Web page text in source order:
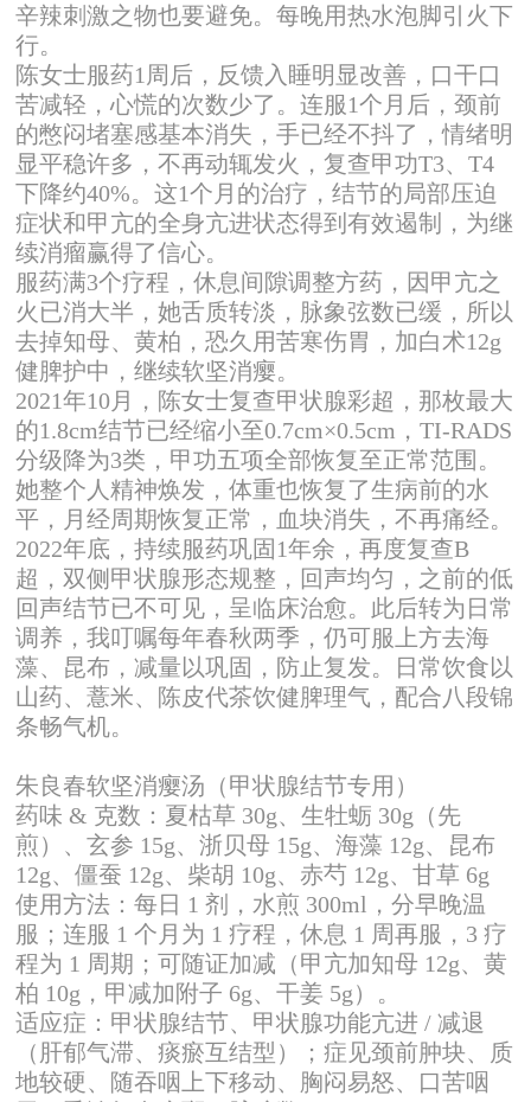
辛辣刺激之物也要避免。每晚用热水泡脚引火下
行。
陈女士服药1周后，反馈入睡明显改善，口干口
苦减轻，心慌的次数少了。连服1个月后，颈前
的憋闷堵塞感基本消失，手已经不抖了，情绪明
显平稳许多，不再动辄发火，复查甲功T3、T4
下降约40%。这1个月的治疗，结节的局部压迫
症状和甲亢的全身亢进状态得到有效遏制，为继
续消瘤赢得了信心。
服药满3个疗程，休息间隙调整方药，因甲亢之
火已消大半，她舌质转淡，脉象弦数已缓，所以
去掉知母、黄柏，恐久用苦寒伤胃，加白术12g
健脾护中，继续软坚消瘿。
2021年10月，陈女士复查甲状腺彩超，那枚最大
的1.8cm结节已经缩小至0.7cm×0.5cm，TI-RADS
分级降为3类，甲功五项全部恢复至正常范围。
她整个人精神焕发，体重也恢复了生病前的水
平，月经周期恢复正常，血块消失，不再痛经。
2022年底，持续服药巩固1年余，再度复查B
超，双侧甲状腺形态规整，回声均匀，之前的低
回声结节已不可见，呈临床治愈。此后转为日常
调养，我叮嘱每年春秋两季，仍可服上方去海
藻、昆布，减量以巩固，防止复发。日常饮食以
山药、薏米、陈皮代茶饮健脾理气，配合八段锦
条畅气机。
朱良春软坚消瘿汤（甲状腺结节专用）
药味 & 克数：夏枯草 30g、生牡蛎 30g（先
煎）、玄参 15g、浙贝母 15g、海藻 12g、昆布
12g、僵蚕 12g、柴胡 10g、赤芍 12g、甘草 6g
使用方法：每日 1 剂，水煎 300ml，分早晚温
服；连服 1 个月为 1 疗程，休息 1 周再服，3 疗
程为 1 周期；可随证加减（甲亢加知母 12g、黄
柏 10g，甲减加附子 6g、干姜 5g）。
适应症：甲状腺结节、甲状腺功能亢进 / 减退
（肝郁气滞、痰瘀互结型）；症见颈前肿块、质
地较硬、随吞咽上下移动、胸闷易怒、口苦咽